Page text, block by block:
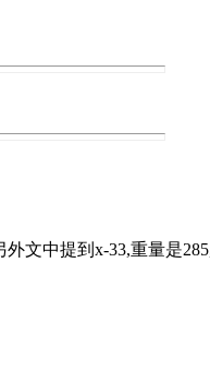
文中提到x-33,重量是